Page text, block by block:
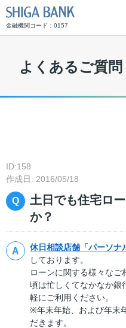
金融機関コード：0157
よくあるご質問
ID:158
作成日: 2016/05/18
土日でも住宅ロ
か？
休日相談店舗「パーソナ
しております。
ローンに関する様々なご
頃は忙しくてなかなか銀
軽にご利用ください。
※年末年始、および年末
だきます。